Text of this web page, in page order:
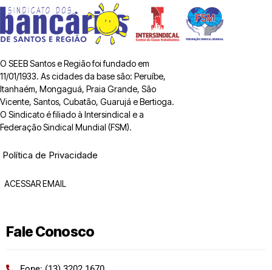
O SEEB Santos e Região foi fundado em
11/01/1933. As cidades da base são: Peruíbe,
Itanhaém, Mongaguá, Praia Grande, São
Vicente, Santos, Cubatão, Guarujá e Bertioga.
O Sindicato é filiado à Intersindical e a
Federação Sindical Mundial (FSM).
Política de Privacidade
ACESSAR EMAIL
Fale Conosco